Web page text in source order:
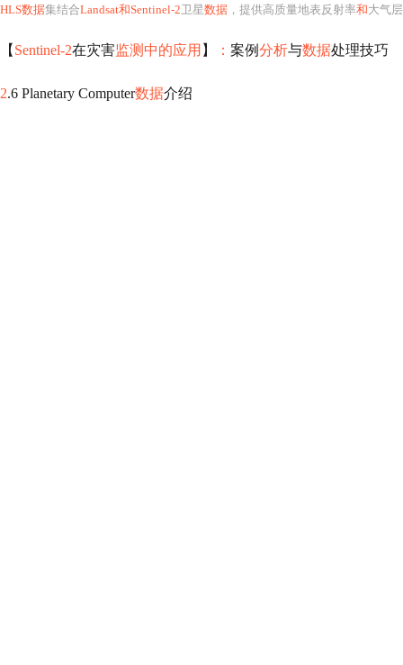
HLS数据集结合Landsat和Sentinel-2卫星数据 ，提供高质量地表反射率和大气
【 Sentinel-2在灾害监测中的应用 】 ： 案例分析与数据处理技巧
2.6 Planetary Computer数据介绍